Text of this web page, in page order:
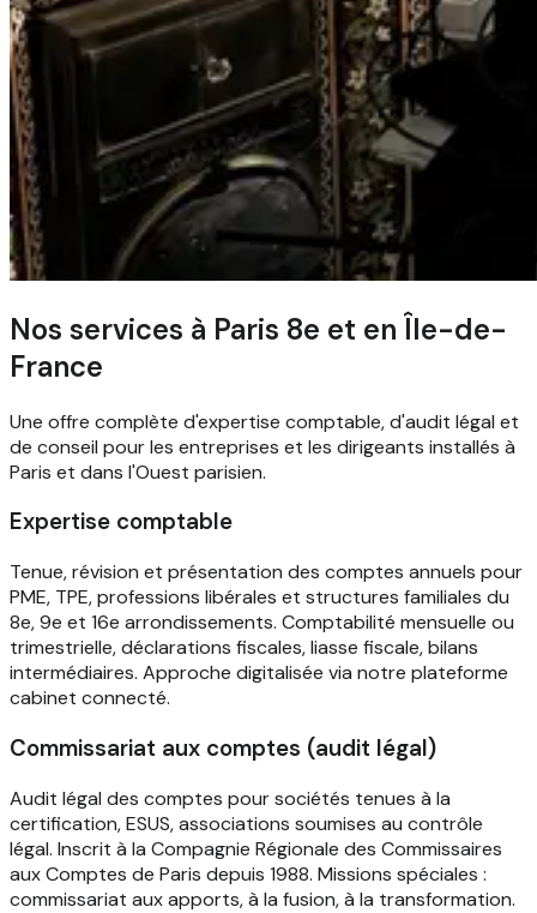
Nos services à Paris 8e et en Île-de-
France
Une offre complète d'expertise comptable, d'audit légal et
de conseil pour les entreprises et les dirigeants installés à
Paris et dans l'Ouest parisien.
Expertise comptable
Tenue, révision et présentation des comptes annuels pour
PME, TPE, professions libérales et structures familiales du
8e, 9e et 16e arrondissements. Comptabilité mensuelle ou
trimestrielle, déclarations fiscales, liasse fiscale, bilans
intermédiaires. Approche digitalisée via notre plateforme
cabinet connecté.
Commissariat aux comptes (audit légal)
Audit légal des comptes pour sociétés tenues à la
certification, ESUS, associations soumises au contrôle
légal. Inscrit à la Compagnie Régionale des Commissaires
aux Comptes de Paris depuis 1988. Missions spéciales :
commissariat aux apports, à la fusion, à la transformation.